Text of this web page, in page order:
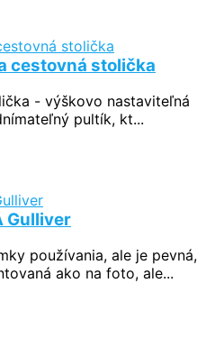
cestovná stolička
- výškovo nastaviteľná
pultík, kt...
Gulliver
používania, ale je pevná,
ako na foto, ale...